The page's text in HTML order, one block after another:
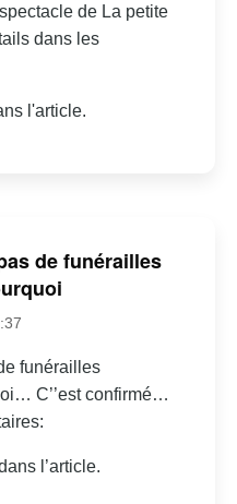
de La petite
dans les
l'article.
de funérailles
funérailles
C’’est confirmé…
l’article.